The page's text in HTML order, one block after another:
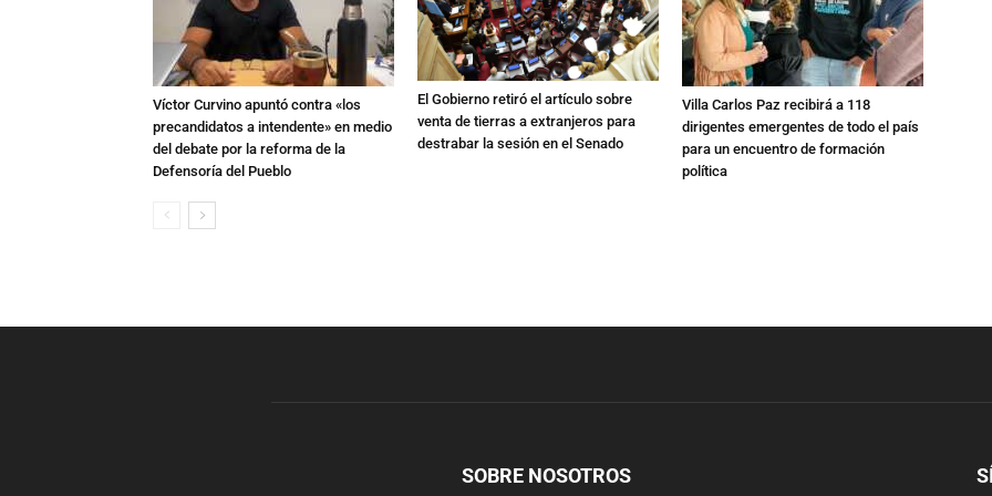
Víctor Curvino apuntó contra «los
precandidatos a intendente» en medio
del debate por la reforma de la
Defensoría del Pueblo
El Gobierno retiró el artículo sobre
venta de tierras a extranjeros para
destrabar la sesión en el Senado
Villa Carlos Paz recibirá a 118
dirigentes emergentes de todo el país
para un encuentro de formación
política
SOBRE NOSOTROS